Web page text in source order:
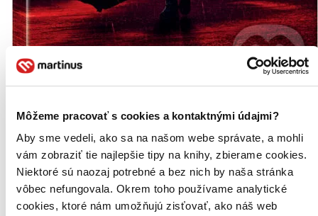
Môžeme pracovať s cookies a kontaktnými údajmi?
Aby sme vedeli, ako sa na našom webe správate, a mohli
vám zobraziť tie najlepšie tipy na knihy, zbierame cookies.
Niektoré sú naozaj potrebné a bez nich by naša stránka
vôbec nefungovala. Okrem toho používame analytické
cookies, ktoré nám umožňujú zisťovať, ako náš web
Batman (2022) - steelbook - motiv Batmobile Head Lights Ultra HD
CZ
3BD (UHD+BD+BD bonus)
Andy Serkis
Barry Keoghan
Colin Farrell